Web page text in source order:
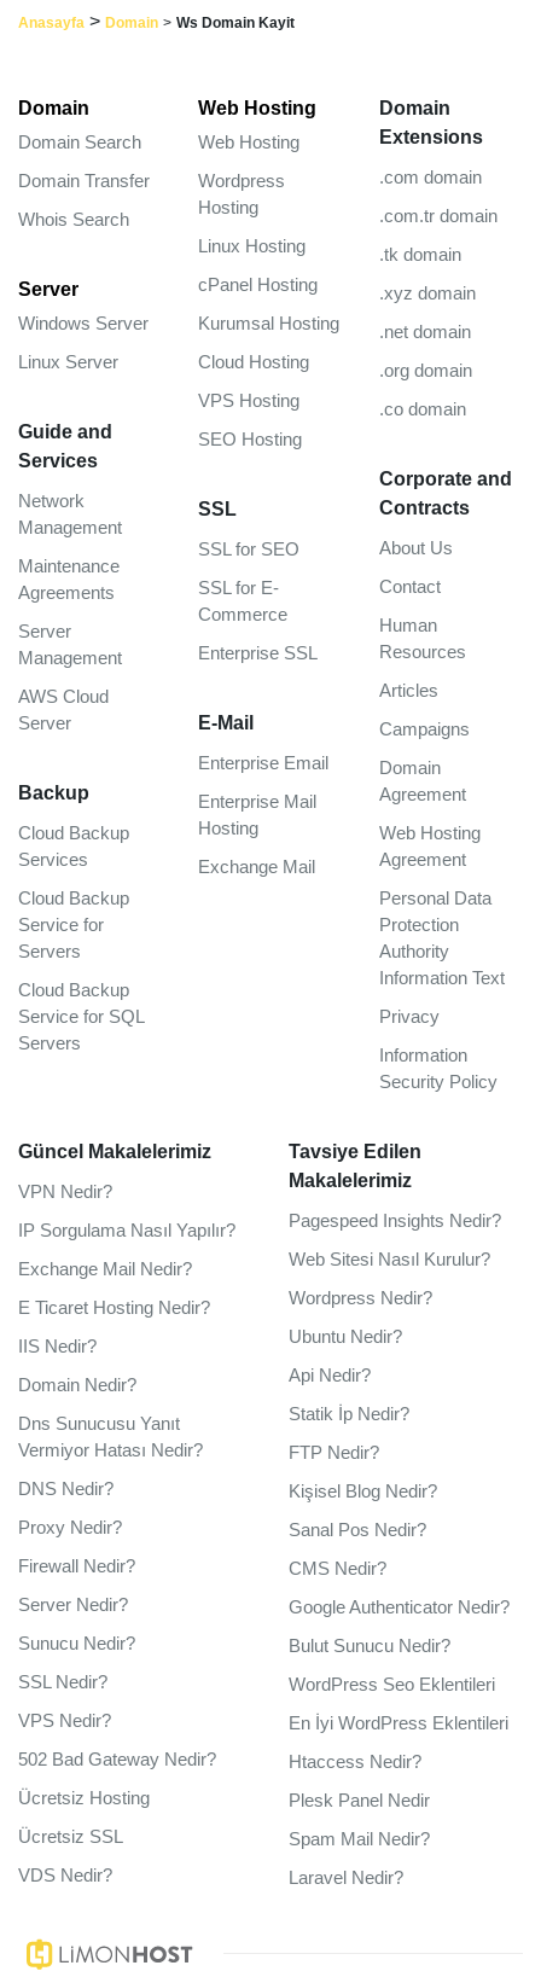
Anasayfa > Domain > Ws Domain Kayit
Domain
Domain Search
Domain Transfer
Whois Search
Server
Windows Server
Linux Server
Guide and
Services
Network
Management
Maintenance
Agreements
Server
Management
AWS Cloud
Server
Backup
Cloud Backup
Services
Cloud Backup
Service for
Servers
Cloud Backup
Service for SQL
Servers
Web Hosting
Web Hosting
Wordpress
Hosting
Linux Hosting
cPanel Hosting
Kurumsal Hosting
Cloud Hosting
VPS Hosting
SEO Hosting
SSL
SSL for SEO
SSL for E-
Commerce
Enterprise SSL
E-Mail
Enterprise Email
Enterprise Mail
Hosting
Exchange Mail
Domain
Extensions
.com domain
.com.tr domain
.tk domain
.xyz domain
.net domain
.org domain
.co domain
Corporate and
Contracts
About Us
Contact
Human
Resources
Articles
Campaigns
Domain
Agreement
Web Hosting
Agreement
Personal Data
Protection
Authority
Information Text
Privacy
Information
Security Policy
Güncel Makalelerimiz
VPN Nedir?
IP Sorgulama Nasıl Yapılır?
Exchange Mail Nedir?
E Ticaret Hosting Nedir?
IIS Nedir?
Domain Nedir?
Dns Sunucusu Yanıt
Vermiyor Hatası Nedir?
DNS Nedir?
Proxy Nedir?
Firewall Nedir?
Server Nedir?
Sunucu Nedir?
SSL Nedir?
VPS Nedir?
502 Bad Gateway Nedir?
Ücretsiz Hosting
Ücretsiz SSL
VDS Nedir?
Tavsiye Edilen
Makalelerimiz
Pagespeed Insights Nedir?
Web Sitesi Nasıl Kurulur?
Wordpress Nedir?
Ubuntu Nedir?
Api Nedir?
Statik İp Nedir?
FTP Nedir?
Kişisel Blog Nedir?
Sanal Pos Nedir?
CMS Nedir?
Google Authenticator Nedir?
Bulut Sunucu Nedir?
WordPress Seo Eklentileri
En İyi WordPress Eklentileri
Htaccess Nedir?
Plesk Panel Nedir
Spam Mail Nedir?
Laravel Nedir?